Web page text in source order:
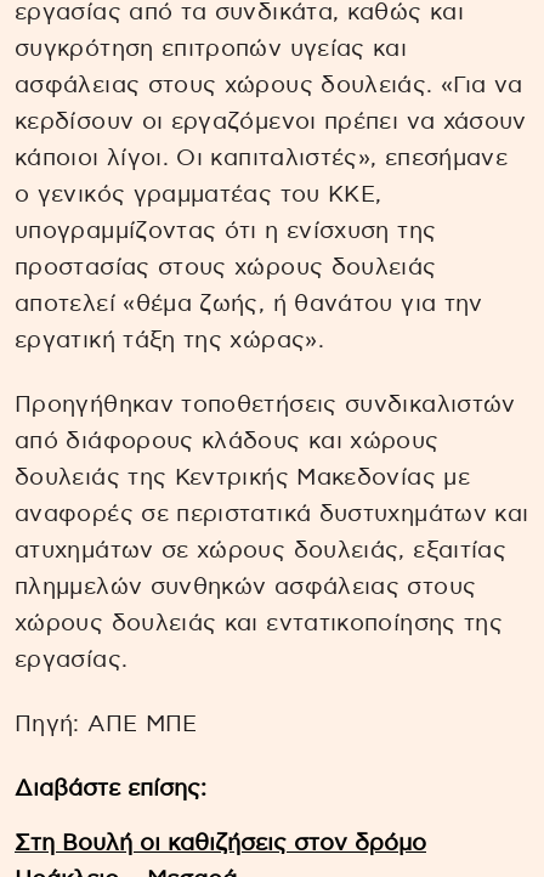
εργασίας από τα συνδικάτα, καθώς και
συγκρότηση επιτροπών υγείας και
ασφάλειας στους χώρους δουλειάς. «Για να
κερδίσουν οι εργαζόμενοι πρέπει να χάσουν
κάποιοι λίγοι. Οι καπιταλιστές», επεσήμανε
ο γενικός γραμματέας του ΚΚΕ,
υπογραμμίζοντας ότι η ενίσχυση της
προστασίας στους χώρους δουλειάς
αποτελεί «θέμα ζωής, ή θανάτου για την
εργατική τάξη της χώρας».
Προηγήθηκαν τοποθετήσεις συνδικαλιστών
από διάφορους κλάδους και χώρους
δουλειάς της Κεντρικής Μακεδονίας με
αναφορές σε περιστατικά δυστυχημάτων και
ατυχημάτων σε χώρους δουλειάς, εξαιτίας
πλημμελών συνθηκών ασφάλειας στους
χώρους δουλειάς και εντατικοποίησης της
εργασίας.
Πηγή: ΑΠΕ ΜΠΕ
Διαβάστε επίσης:
Στη Βουλή οι καθιζήσεις στον δρόμο